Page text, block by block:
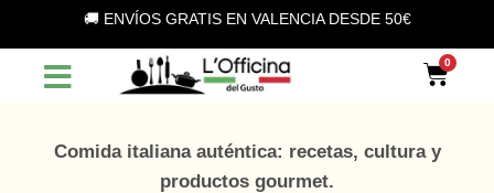
contenuto
🚚 ENVÍOS GRATIS EN VALENCIA DESDE 50€
Comida italiana auténtica: recetas, cultura y
productos gourmet.